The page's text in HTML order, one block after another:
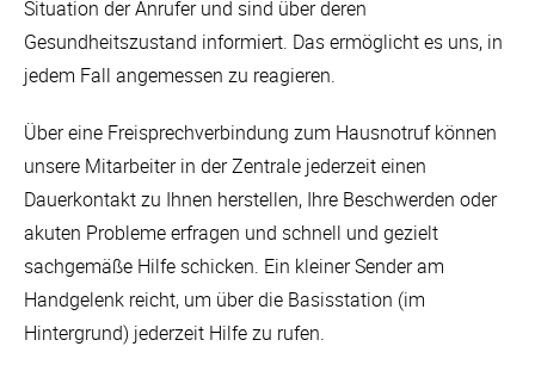
Situation der Anrufer und sind über deren
Gesundheitszustand informiert. Das ermöglicht es uns, in
jedem Fall angemessen zu reagieren.
Über eine Freisprechverbindung zum Hausnotruf können
unsere Mitarbeiter in der Zentrale jederzeit einen
Dauerkontakt zu Ihnen herstellen, Ihre Beschwerden oder
akuten Probleme erfragen und schnell und gezielt
sachgemäße Hilfe schicken. Ein kleiner Sender am
Handgelenk reicht, um über die Basisstation (im
Hintergrund) jederzeit Hilfe zu rufen.